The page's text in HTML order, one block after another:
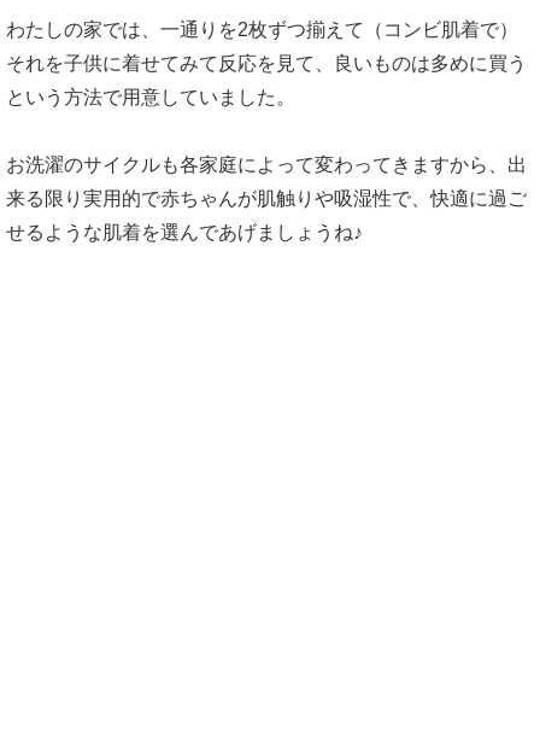
わたしの家では、一通りを2枚ずつ揃えて（コンビ肌着で）
それを子供に着せてみて反応を見て、良いものは多めに買う
という方法で用意していました。
お洗濯のサイクルも各家庭によって変わってきますから、出
来る限り実用的で赤ちゃんが肌触りや吸湿性で、快適に過ご
せるような肌着を選んであげましょうね♪